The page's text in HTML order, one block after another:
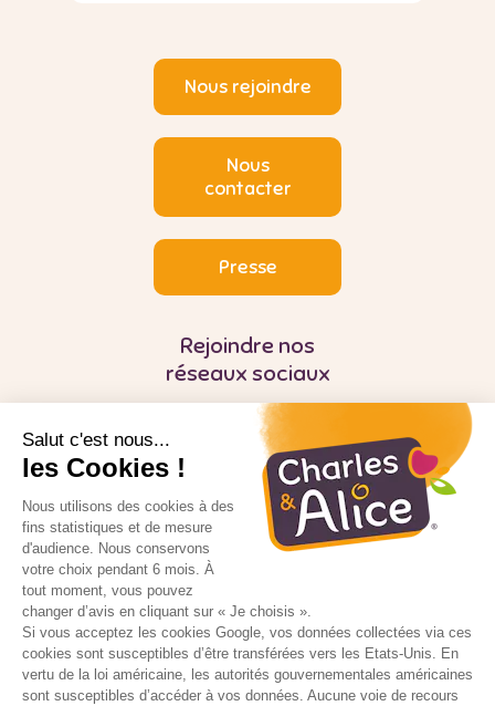
Salut c'est nous...
les Cookies !
Nous utilisons des cookies à des
fins statistiques et de mesure
d'audience. Nous conservons
votre choix pendant 6 mois. À
tout moment, vous pouvez
changer d’avis en cliquant sur « Je choisis ».
Si vous acceptez les cookies Google, vos données collectées via ces
cookies sont susceptibles d’être transférées vers les Etats-Unis. En
vertu de la loi américaine, les autorités gouvernementales américaines
sont susceptibles d’accéder à vos données. Aucune voie de recours
Nous rejoindre
Nous
contacter
Presse
Rejoindre nos
réseaux sociaux
Pour votre santé, mangez au moins cinq
fruits et légumes par jour
5 fruits et légumes par jour
Manger mieux et bouger plus tout en se
faisant plaisir c’est possible